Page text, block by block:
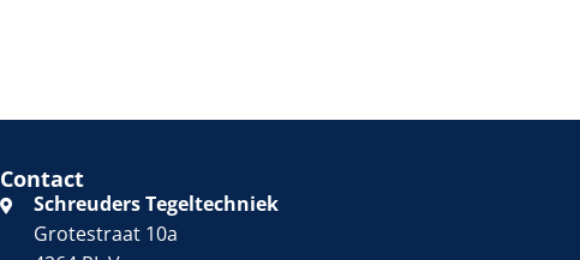
Contact
Schreuders Tegeltechniek
Grotestraat 10a